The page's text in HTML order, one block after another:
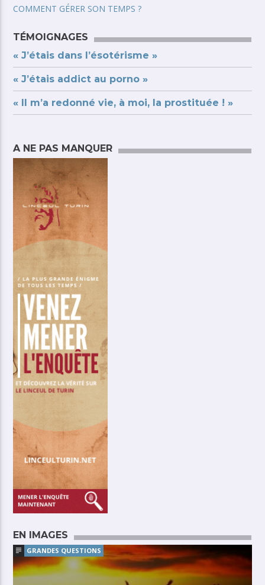
COMMENT GÉRER SON TEMPS ?
TÉMOIGNAGES
« J’étais dans l’ésotérisme »
« J’étais addict au porno »
« Il m’a redonné vie, à moi, la prostituée ! »
A NE PAS MANQUER
EN IMAGES
GRANDES QUESTIONS